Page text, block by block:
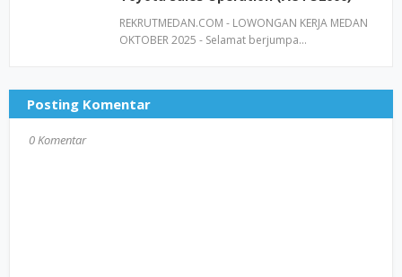
REKRUTMEDAN.COM - LOWONGAN KERJA MEDAN
OKTOBER 2025 - Selamat berjumpa…
Posting Komentar
0 Komentar